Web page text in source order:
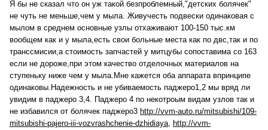
Я бы не сказал что он уж такой безпроблемный,"детских болячек"
не чуть не меньше,чем у мыла. Живучесть подвески одинаковая с
мылом в среднем основные узлы отхаживают 100-150 тыс.км
вообщем как и у мыла,есть свои больные места как по двс,так и по
транссмисии,а стоимость запчастей у митцубы сопоставима со 163
если не дороже,при этом качество отделочных материалов на
ступеньку ниже чем у мыла.Мне кажется оба аппарата впринципе
одинаковы.Надежность и не убиваемость паджеро1,2 мы вряд ли
увидим в паджеро 3,4. Паджеро 4 по некотроым видам узлов так и
не избавился от болячек паджеро3 http://vvm-auto.ru/mitsubishi/109-
mitsubishi-pajero-iii-vozvrashchenie-dzhidiaya, http://vvm-